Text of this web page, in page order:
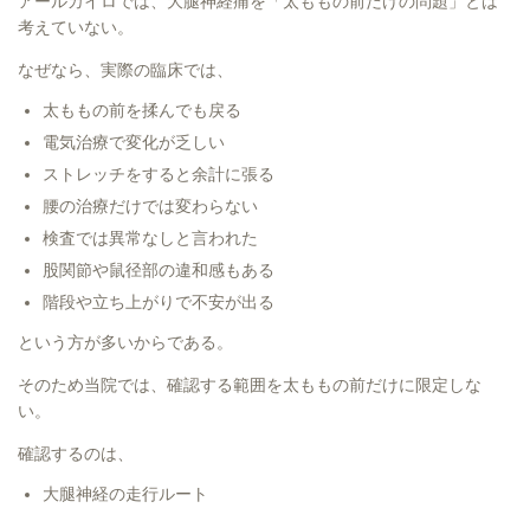
考えていない。
なぜなら、実際の臨床では、
太ももの前を揉んでも戻る
電気治療で変化が乏しい
ストレッチをすると余計に張る
腰の治療だけでは変わらない
検査では異常なしと言われた
股関節や鼠径部の違和感もある
階段や立ち上がりで不安が出る
という方が多いからである。
そのため当院では、確認する範囲を太ももの前だけに限定しな
い。
確認するのは、
大腿神経の走行ルート